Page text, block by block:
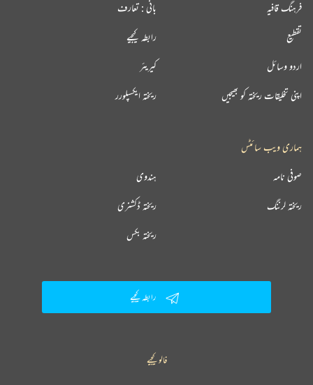
فرہنگ قافیہ
تقطیع
اردو وسائل
اپنی تخلیقات ریختہ کو بھیجیں
بانی : تعارف
رابطہ کیجیے
کیریئر
ریختہ ایکسپلورر
ہماری ویب سائٹس
ہندوی صوفی نامہ
ریختہ ڈکشنری ریختہ لرننگ
ریختہ بکس
رابطہ کیجیے
فالو کیجیے